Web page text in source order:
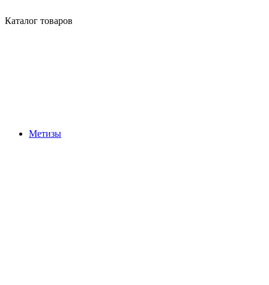
Каталог товаров
Метизы